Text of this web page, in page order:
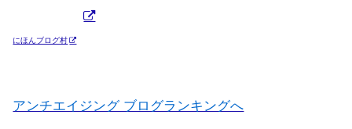
にほんブログ村
アンチエイジング ブログランキングへ